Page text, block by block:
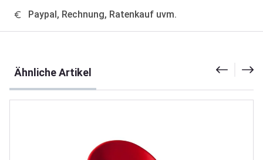
Paypal, Rechnung, Ratenkauf uvm.
Ähnliche Artikel